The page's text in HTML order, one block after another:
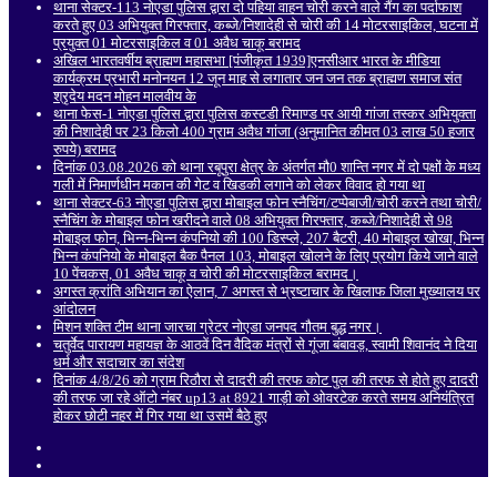
थाना सेक्टर-113 नोएडा पुलिस द्वारा दो पहिया वाहन चोरी करने वाले गैंग का पर्दाफाश
करते हुए 03 अभियुक्त गिरफ्तार, कब्जे/निशादेही से चोरी की 14 मोटरसाइकिल, घटना में
प्रयुक्त 01 मोटरसाइकिल व 01 अवैध चाकू बरामद
अखिल भारतवर्षीय ब्राह्मण महासभा [पंजीकृत 1939]एनसीआर भारत के मीडिया
कार्यक्रम प्रभारी मनोनयन 12 जून माह से लगातार जन जन तक ब्राह्मण समाज संत
श्रृदेय मदन मोहन मालवीय के
थाना फेस-1 नोएडा पुलिस द्वारा पुलिस कस्टडी रिमाण्ड पर आयी गांजा तस्कर अभियुक्ता
की निशादेही पर 23 किलो 400 ग्राम अवैध गांजा (अनुमानित कीमत 03 लाख 50 हजार
रुपये) बरामद
दिनांक 03.08.2026 को थाना रबूपुरा क्षेत्र के अंतर्गत मौ0 शान्ति नगर में दो पक्षों के मध्य
गली में निमार्णधीन मकान की गेट व खिडकी लगाने को लेकर विवाद हो गया था
थाना सेक्टर-63 नोएडा पुलिस द्वारा मोबाइल फोन स्नैचिंग/टप्पेबाजी/चोरी करने तथा चोरी/
स्नैचिंग के मोबाइल फोन खरीदने वाले 08 अभियुक्त गिरफ्तार, कब्जे/निशादेही से 98
मोबाइल फोन, भिन्न-भिन्न कंपनियो की 100 डिस्प्ले, 207 बैटरी, 40 मोबाइल खोखा, भिन्न
भिन्न कंपनियो के मोबाइल बैक पैनल 103, मोबाइल खोलने के लिए प्रयोग किये जाने वाले
10 पेंचकस, 01 अवैध चाकू व चोरी की मोटरसाइकिल बरामद।
अगस्त क्रांति अभियान का ऐलान, 7 अगस्त से भ्रष्टाचार के खिलाफ जिला मुख्यालय पर
आंदोलन
मिशन शक्ति टीम थाना जारचा ग्रेटर नोएडा जनपद गौतम बुद्ध नगर।
चतुर्वेद पारायण महायज्ञ के आठवें दिन वैदिक मंत्रों से गूंजा बंबावड़, स्वामी शिवानंद ने दिया
धर्म और सदाचार का संदेश
दिनांक 4/8/26 को ग्राम रिठौरा से दादरी की तरफ कोट पुल की तरफ से होते हुए दादरी
की तरफ जा रहे ऑटो नंबर up13 at 8921 गाड़ी को ओवरटेक करते समय अनियंत्रित
होकर छोटी नहर में गिर गया था उसमें बैठे हुए